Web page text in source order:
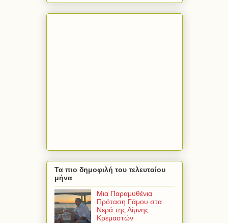
Τα πιο δημοφιλή του τελευταίου
μήνα
Μια Παραμυθένια
Πρόταση Γάμου στα
Νερά της Λίμνης
Κρεμαστών